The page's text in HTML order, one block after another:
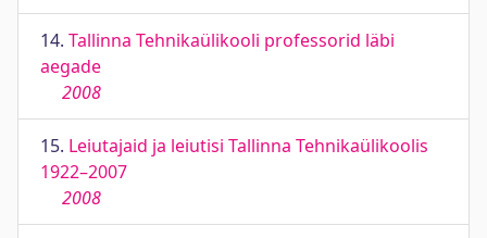
14. Tallinna Tehnikaülikooli professorid läbi
aegade
2008
15. Leiutajaid ja leiutisi Tallinna Tehnikaülikoolis
1922–2007
2008